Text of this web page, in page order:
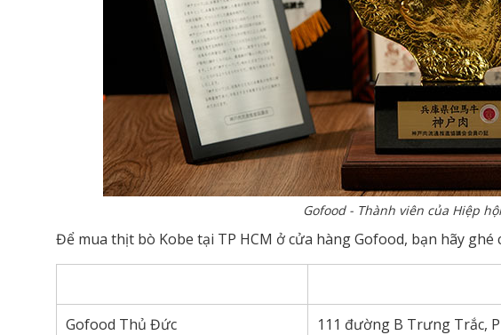
Gofood - Thành viên của Hiệp
Để mua thịt bò Kobe tại TP HCM ở cửa hàng Gofood, bạn hãy
Gofood Thủ Đức
111 đường B Trưng Trắc,